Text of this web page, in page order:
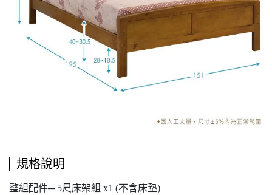
規格說明
整組配件─ 5尺床架組 x1 (不含床墊)